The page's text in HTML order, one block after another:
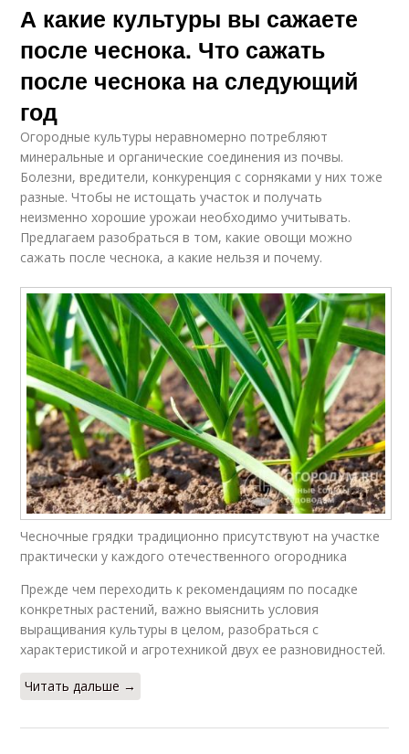
А какие культуры вы сажаете
после чеснока. Что сажать
после чеснока на следующий
год
Огородные культуры неравномерно потребляют
минеральные и органические соединения из почвы.
Болезни, вредители, конкуренция с сорняками у них тоже
разные. Чтобы не истощать участок и получать
неизменно хорошие урожаи необходимо учитывать.
Предлагаем разобраться в том, какие овощи можно
сажать после чеснока, а какие нельзя и почему.
Чесночные грядки традиционно присутствуют на участке
практически у каждого отечественного огородника
Прежде чем переходить к рекомендациям по посадке
конкретных растений, важно выяснить условия
выращивания культуры в целом, разобраться с
характеристикой и агротехникой двух ее разновидностей.
Читать дальше →